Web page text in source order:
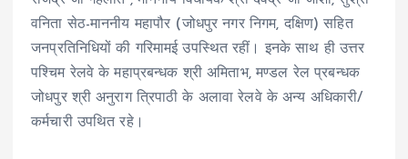
वनिता सेठ-माननीय महापौर (जोधपुर नगर निगम, दक्षिण) सहित
जनप्रतिनिधियों की गरिमामई उपस्थित रहीं। इनके साथ ही उत्तर
पश्चिम रेलवे के महाप्रबन्धक श्री अमिताभ, मण्डल रेल प्रबन्धक
जोधपुर श्री अनुराग त्रिपाठी के अलावा रेलवे के अन्य अधिकारी/
कर्मचारी उपथित रहे।